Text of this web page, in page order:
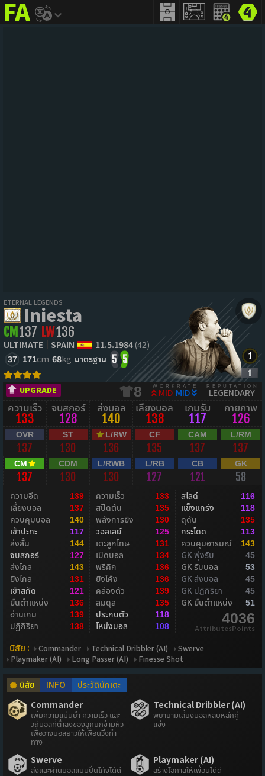
addict
ETERNAL LEGENDS
Iniesta
CM 137 LW136
ULTIMATE SPAIN 11.5.1984(42)
37 171cm 68kg มาตรฐาน 5 5
UPGRADE 8 WORKRATE
MID MID
REPUTATION
LEGENDARY
ความเร็ว
133
จบสกอร์
128
ส่งบอล
140
เลี้ยงบอล
138
เกมรับ
117
กายภาพ
126
OVR
137
ST
130
L/RW
136
CF
135
CAM
137
L/RM
137
CM
137
CDM
130
L/RWB
130
L/RB
127
CB
121
GK
58
ความอึด 139
เลี้ยงบอล 137
ควบคุมบอล 140
เข้าปะทะ 117
ส่งสั้น 144
จบสกอร์ 127
ส่งไกล 143
ยิงไกล 131
เข้าสกัด 121
ยืนตำแหน่ง 136
อ่านเกม 139
ปฏิกิริยา 138
ความเร็ว 133
สปีดต้น 135
พลังการยิง 130
วอลเลย์ 125
เตะลูกโทษ 131
เปิดบอล 134
ฟรีคิก 136
ยิงโค้ง 136
คล่องตัว 139
สมดุล 135
ประกบตัว 118
โหม่งบอล 108
สไลด์ 116
แข็งแกร่ง 118
ดุดัน 135
กระโดด 113
ควบคุมอารมณ์ 143
GK พุ่งรับ 45
GK รับบอล 53
GK ส่งบอล 45
GK ปฏิกิริยา 45
GK ยืนตำแหน่ง 51
4036
AttributesPoints
นิสัย : Commander Technical Dribbler (AI)
Swerve
Playmaker (AI)
Long Passer (AI) Finesse Shot
นิสัย INFO
ประวัตินักเตะ
Commander
เพิ่มความแม่นยำ ความเร็ว และ
วิถีบอลที่ต่ำลงของลูกยกข้ามหัว
เพื่อวางบอลยาวให้เพื่อนวิ่งทำ
ทาง
Technical Dribbler (AI)
พยายามเลี้ยงบอลหลบหลีกคู่
แข่ง
Swerve
ส่งและผ่านบอลแบบปั่นโค้งได้ดี
Playmaker (AI)
สร้างโอกาสให้เพื่อนได้ดี